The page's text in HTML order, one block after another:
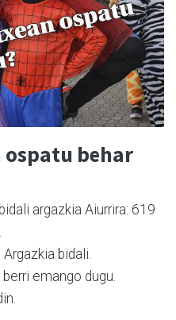
behar
argazkia Aiurrira: 619
bidali.
emango dugu.